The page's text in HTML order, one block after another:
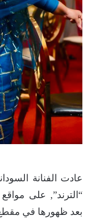
عادت الفنانة
“الترند”, على
بعد ظهورها في